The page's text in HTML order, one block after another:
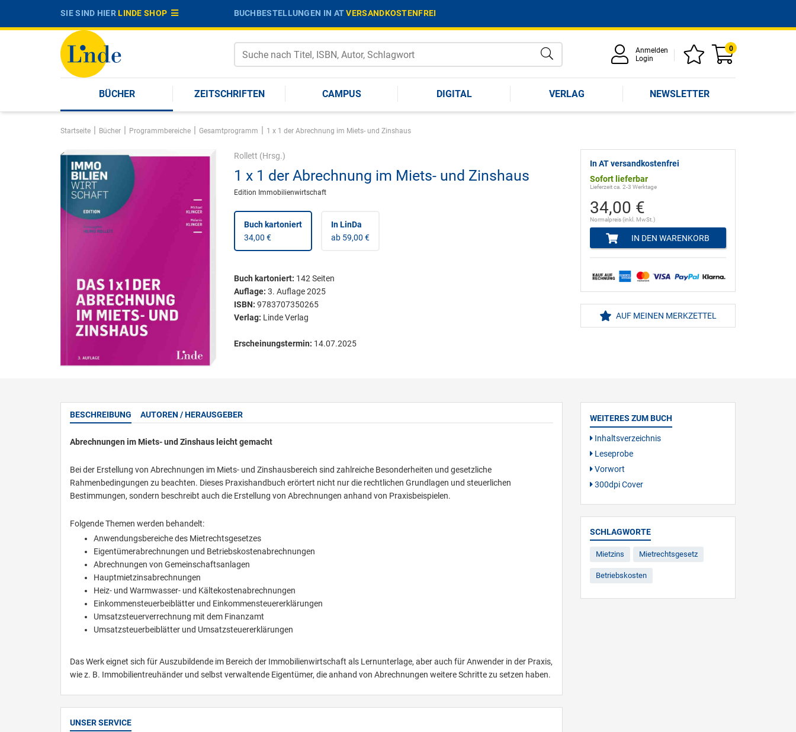
SIE SIND HIERLINDE SHOP BUCHBESTELLUNGEN IN ATVERSANDKOSTENFREI
Anmelden
Login
0
BÜCHER ZEITSCHRIFTEN CAMPUS DIGITAL VERLAG NEWSLETTER
Startseite | Bücher | Programmbereiche | Gesamtprogramm | 1 x 1 der Abrechnung im Miets- und Zinshaus
Rollett (Hrsg.)
1 x 1 der Abrechnung im Miets- und Zinshaus
Edition Immobilienwirtschaft
Buch kartoniert
34,00 €
In LinDa
ab 59,00 €
Buch kartoniert: 142 Seiten
Auflage: 3. Auflage 2025
ISBN: 9783707350265
Verlag: Linde Verlag
Erscheinungstermin: 14.07.2025
In AT versandkostenfrei
Sofort lieferbar
Lieferzeit ca. 2-3 Werktage
34,00 €
Normalpreis (inkl. MwSt.)
IN DEN WARENKORB
AUF MEINEN MERKZETTEL
BESCHREIBUNG AUTOREN / HERAUSGEBER
Abrechnungen im Miets- und Zinshaus leicht gemacht
Bei der Erstellung von Abrechnungen im Miets- und Zinshausbereich sind zahlreiche Besonderheiten und gesetzliche
Rahmenbedingungen zu beachten. Dieses Praxishandbuch erörtert nicht nur die rechtlichen Grundlagen und steuerlichen
Bestimmungen, sondern beschreibt auch die Erstellung von Abrechnungen anhand von Praxisbeispielen.
Folgende Themen werden behandelt:
Anwendungsbereiche des Mietrechtsgesetzes
Eigentümerabrechnungen und Betriebskostenabrechnungen
Abrechnungen von Gemeinschaftsanlagen
Hauptmietzinsabrechnungen
Heiz- und Warmwasser- und Kältekostenabrechnungen
Einkommensteuerbeiblätter und Einkommensteuererklärungen
Umsatzsteuerverrechnung mit dem Finanzamt
Umsatzsteuerbeiblätter und Umsatzsteuererklärungen
Das Werk eignet sich für Auszubildende im Bereich der Immobilienwirtschaft als Lernunterlage, aber auch für Anwender in der Praxis,
wie z. B. Immobilientreuhänder und selbst verwaltende Eigentümer, die anhand von Abrechnungen weitere Schritte zu setzen haben.
UNSER SERVICE
WEITERES ZUM BUCH
Inhaltsverzeichnis
Leseprobe
Vorwort
300dpi Cover
SCHLAGWORTE
Mietzins Mietrechtsgesetz
Betriebskosten